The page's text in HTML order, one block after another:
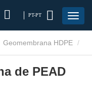
PT-PT
Geomembrana HDPE
de PEAD